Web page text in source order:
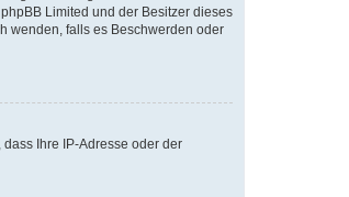
Limited und der Besitzer dieses
wenden, falls es Beschwerden oder
Ihre IP-Adresse oder der